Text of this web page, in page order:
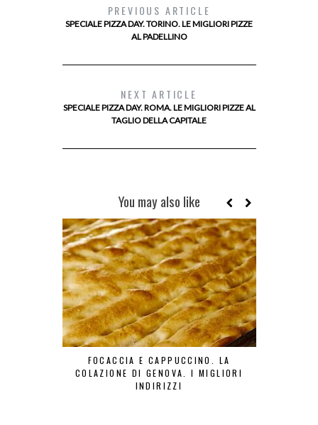
PREVIOUS ARTICLE
SPECIALE PIZZA DAY. TORINO. LE MIGLIORI PIZZE
AL PADELLINO
NEXT ARTICLE
SPECIALE PIZZA DAY. ROMA. LE MIGLIORI PIZZE AL
TAGLIO DELLA CAPITALE
You may also like
FOCACCIA E CAPPUCCINO. LA
COLAZIONE DI GENOVA. I MIGLIORI
INDIRIZZI